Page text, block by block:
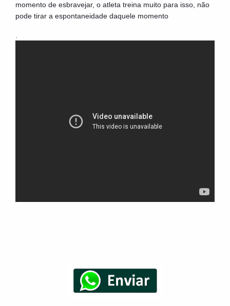
momento de esbravejar, o atleta treina muito para isso, não
pode tirar a espontaneidade daquele momento